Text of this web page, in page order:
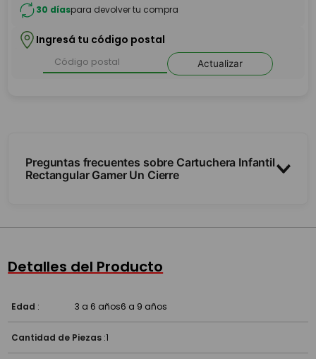
30 díaspara devolver tu compra
Ingresá tu código postal
Actualizar
Preguntas frecuentes sobre Cartuchera Infantil
Rectangular Gamer Un Cierre
¿Para qué uso es?
Detalles del Producto
Edad : 3 a 6 años6 a 9 años
Cantidad de Piezas :1